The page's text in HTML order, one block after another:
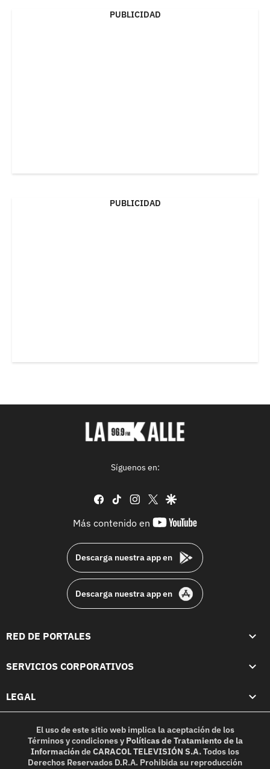
PUBLICIDAD
PUBLICIDAD
Síguenos en:
facebook
tiktok instagram
twittergoogle
Más contenido en
youtube-
Descarga nuestra app en
Descarga nuestra app en
RED DE PORTALES
SERVICIOS CORPORATIVOS
LEGAL
El uso de este sitio web implica la aceptación de los
Términos y condicionesy Políticas de Tratamiento de la
InformacióndeCARACOL TELEVISIÓN S.A.Todos los
Derechos Reservados D.R.A. Prohibida su reproducción